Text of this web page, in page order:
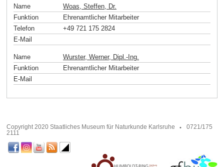
Name
Woas, Steffen, Dr.
Funktion
Ehrenamtlicher Mitarbeiter
Telefon
+49 721 175 2824
E-Mail
Name
Wurster, Werner, Dipl.-Ing.
Funktion
Ehrenamtlicher Mitarbeiter
E-Mail
Copyright 2020 Staatliches Museum für Naturkunde Karlsruhe
0721/175
2111